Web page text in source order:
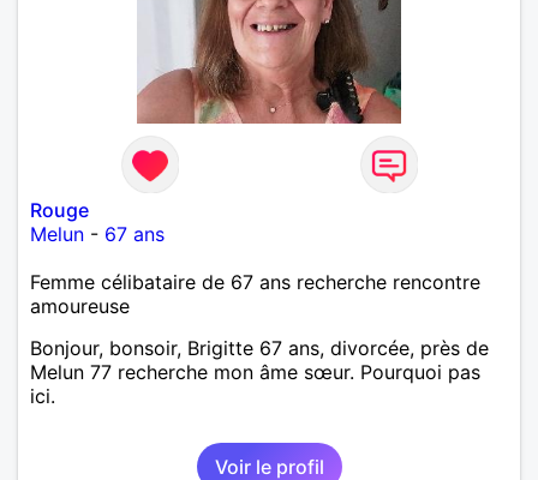
Rouge
Melun - 67 ans
Femme célibataire de 67 ans recherche rencontre
amoureuse
Bonjour, bonsoir, Brigitte 67 ans, divorcée, près de
Melun 77 recherche mon âme sœur. Pourquoi pas
ici.
Voir le profil